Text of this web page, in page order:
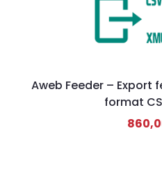
Aweb Feeder – Export
format